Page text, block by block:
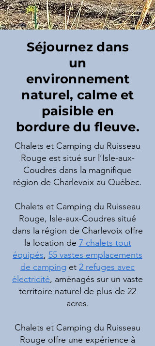
Séjournez dans
un
environnement
naturel, calme et
paisible en
bordure du fleuve.
​Chalets et Camping du Ruisseau
Rouge est situé sur l’Isle-aux-
Coudres dans la magnifique
région de Charlevoix au Québec.
Chalets et Camping du Ruisseau
Rouge, Isle-aux-Coudres situé
dans la région de Charlevoix offre
la location de 7 chalets tout
équipés, 55 vastes emplacements
de camping et 2 refuges avec
électricité, aménagés sur un vaste
territoire naturel de plus de 22
acres.
Chalets et Camping du Ruisseau
Rouge offre une expérience à